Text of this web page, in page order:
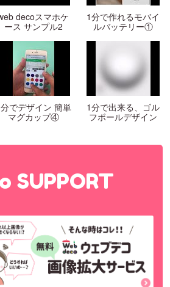
decoスマホケ
ース サンプル2
1分で作れるモバイ
ルバッテリー①
でデザイン 簡単
マグカップ④
1分で出来る、ゴル
フボールデザイン
SUPPORT